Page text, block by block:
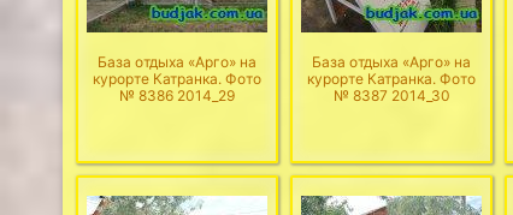
База отдыха «Арго» на
курорте Катранка. Фото
№ 8386 2014_29
База отдыха «Арго» на
курорте Катранка. Фото
№ 8387 2014_30